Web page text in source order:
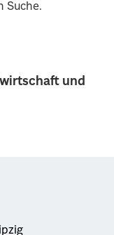
und
Suche.